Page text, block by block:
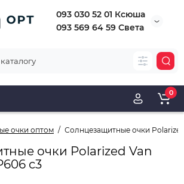
093 030 52 01 Ксюша
093 569 64 59 Света
0
очки оптом Солнцезащитные очки
очки Polarized Van
с3